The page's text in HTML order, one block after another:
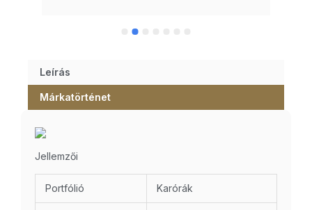
Leírás
Márkatörténet
Jellemzői
Portfólió Karórák